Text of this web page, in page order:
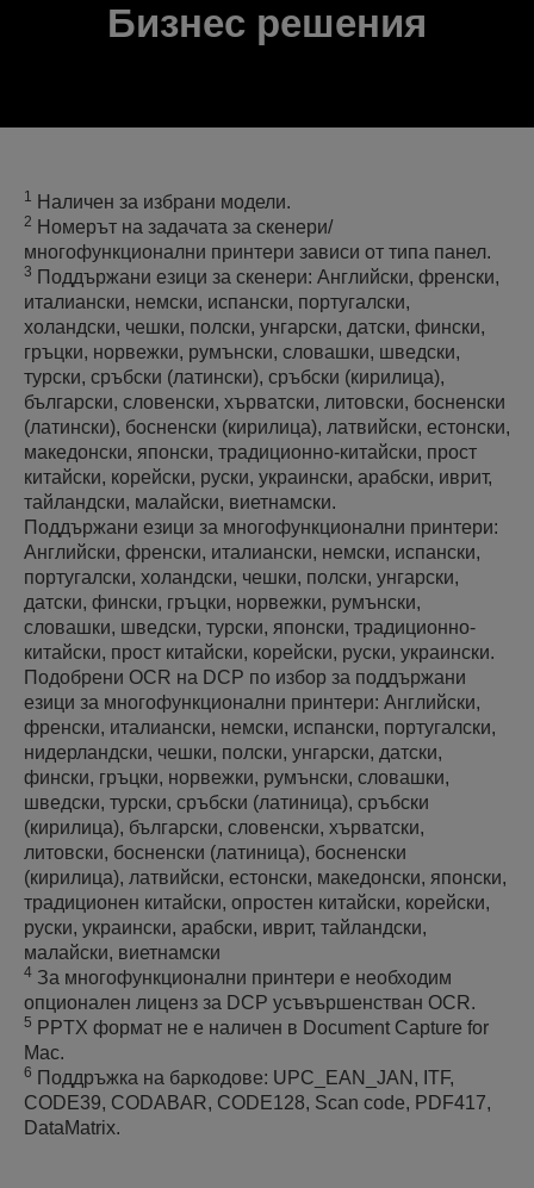
Бизнес решения
1 Наличен за избрани модели.
2 Номерът на задачата за скенери/
многофункционални принтери зависи от типа панел.
3 Поддържани езици за скенери: Английски, френски,
италиански, немски, испански, португалски,
холандски, чешки, полски, унгарски, датски, фински,
гръцки, норвежки, румънски, словашки, шведски,
турски, сръбски (латински), сръбски (кирилица),
български, словенски, хърватски, литовски, босненски
(латински), босненски (кирилица), латвийски, естонски,
македонски, японски, традиционно-китайски, прост
китайски, корейски, руски, украински, арабски, иврит,
тайландски, малайски, виетнамски.
Поддържани езици за многофункционални принтери:
Английски, френски, италиански, немски, испански,
португалски, холандски, чешки, полски, унгарски,
датски, фински, гръцки, норвежки, румънски,
словашки, шведски, турски, японски, традиционно-
китайски, прост китайски, корейски, руски, украински.
Подобрени OCR на DCP по избор за поддържани
езици за многофункционални принтери: Английски,
френски, италиански, немски, испански, португалски,
нидерландски, чешки, полски, унгарски, датски,
фински, гръцки, норвежки, румънски, словашки,
шведски, турски, сръбски (латиница), сръбски
(кирилица), български, словенски, хърватски,
литовски, босненски (латиница), босненски
(кирилица), латвийски, естонски, македонски, японски,
традиционен китайски, опростен китайски, корейски,
руски, украински, арабски, иврит, тайландски,
малайски, виетнамски
4 За многофункционални принтери е необходим
опционален лиценз за DCP усъвършенстван OCR.
5 PPTX формат не е наличен в Document Capture for
Mac.
6 Поддръжка на баркодове: UPC_EAN_JAN, ITF,
CODE39, CODABAR, CODE128, Scan code, PDF417,
DataMatrix.